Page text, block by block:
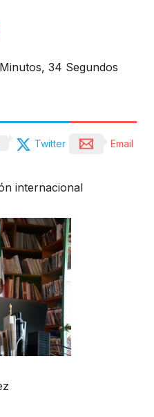
34 Segundos
Twitter Email
internacional